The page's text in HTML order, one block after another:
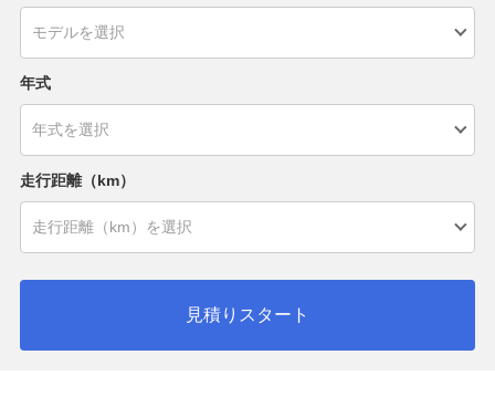
年式
走行距離（km）
見積りスタート